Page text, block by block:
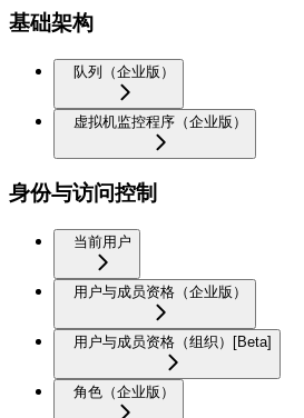
基础架构
队列（企业版）
虚拟机监控程序（企业版）
身份与访问控制
当前用户
用户与成员资格（企业版）
用户与成员资格（组织）[Beta]
角色（企业版）